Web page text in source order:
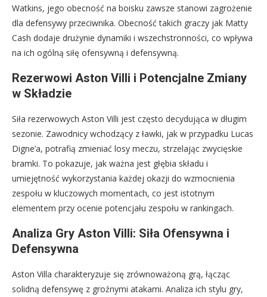
Watkins, jego obecność na boisku zawsze stanowi zagrożenie
dla defensywy przeciwnika. Obecność takich graczy jak Matty
Cash dodaje drużynie dynamiki i wszechstronności, co wpływa
na ich ogólną siłę ofensywną i defensywną.
Rezerwowi Aston Villi i Potencjalne Zmiany
w Składzie
Siła rezerwowych Aston Villi jest często decydująca w długim
sezonie. Zawodnicy wchodzący z ławki, jak w przypadku Lucas
Digne’a, potrafią zmieniać losy meczu, strzelając zwycięskie
bramki. To pokazuje, jak ważna jest głębia składu i
umiejętność wykorzystania każdej okazji do wzmocnienia
zespołu w kluczowych momentach, co jest istotnym
elementem przy ocenie potencjału zespołu w rankingach.
Analiza Gry Aston Villi: Siła Ofensywna i
Defensywna
Aston Villa charakteryzuje się zrównoważoną grą, łącząc
solidną defensywę z groźnymi atakami. Analiza ich stylu gry,